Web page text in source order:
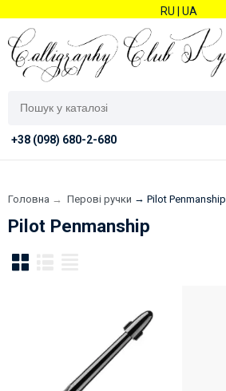
RU UA
+38 (098) 680-2-680
Головна → Перові ручки → Pilot Penmanship
Pilot Penmanship